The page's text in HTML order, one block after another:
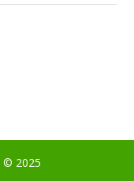
© 2025